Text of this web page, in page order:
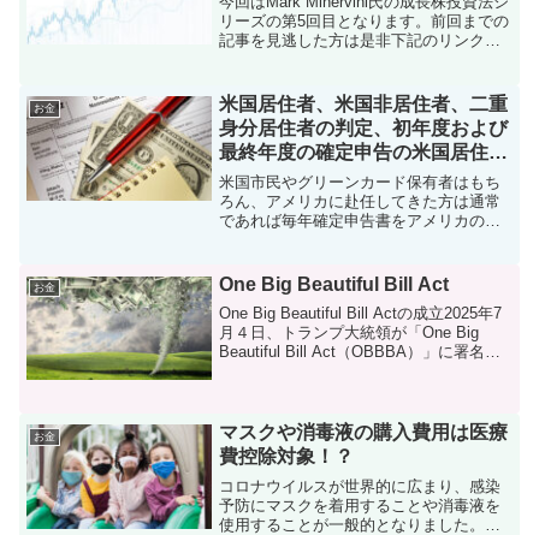
リーズの第5回目となります。前回までの
記事を見逃した方は是非下記のリンクか
入してしっかりと咀嚼していただけ...
お金
米国居住者、米国非居住者、二重
身分居住者の判定、初年度および
最終年度の確定申告の米国居住者
判定について
米国市民やグリーンカード保有者はもち
ろん、アメリカに赴任してきた方は通常
であれば毎年確定申告書をアメリカの税
際、米国居住者であるか、それと...
お金 One Big Beautiful Bill Act
One Big Beautiful Bill Actの成立2025年7
月４日、トランプ大統領が「One Big
Beautiful Bill Act（OBBBA）」に署名
お金
マスクや消毒液の購入費用は医療
費控除対象！？
コロナウイルスが世界的に広まり、感染
予防にマスクを着用することや消毒液を
使用することが一般的となりました。コ